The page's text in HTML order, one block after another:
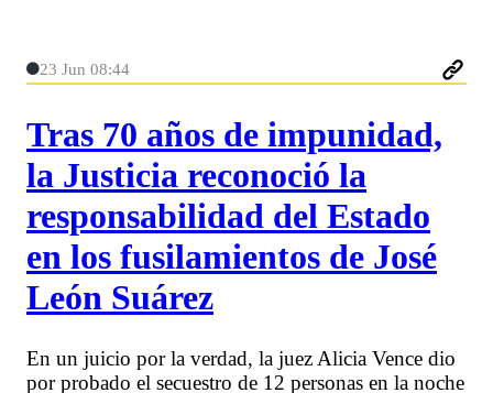
23 Jun 08:44
Tras 70 años de impunidad,
la Justicia reconoció la
responsabilidad del Estado
en los fusilamientos de José
León Suárez
En un juicio por la verdad, la juez Alicia Vence dio
por probado el secuestro de 12 personas en la noche